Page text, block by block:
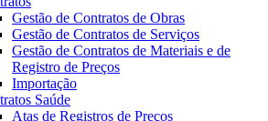
Gestão de Contratos de Obras
Gestão de Contratos de Serviços
Gestão de Contratos de Materiais e de
Registro de Preços
Importação
Saúde
Atas de Registros de Preços